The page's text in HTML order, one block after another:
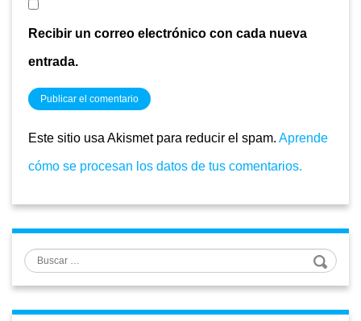
Recibir un correo electrónico con cada nueva
entrada.
Este sitio usa Akismet para reducir el spam. Aprende
cómo se procesan los datos de tus comentarios.
Buscar